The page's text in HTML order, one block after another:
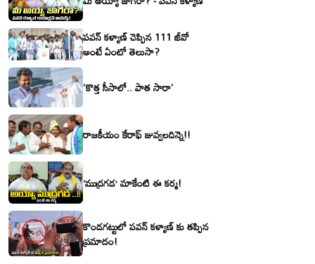
పవన్ కళ్యాణ్ చెప్పిన 111 జీవో
అంటే ఏంటో తెలుసా?
'కొత్త సీసాలో.. పాత సారా'
రాజకీయం కేరాఫ్ జువ్వలదిన్నె!!
‘ముద్రగడ’ మాకేంటి ఈ కర్మ!
కొండగట్టులో పవన్ కళ్యాణ్ కు తప్పిన
ప్రమాదం!